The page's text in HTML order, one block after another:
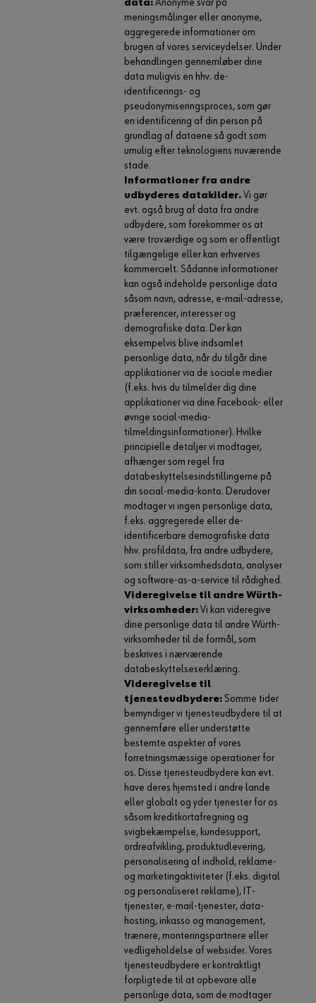
data:Anonyme svar på
meningsmålinger eller anonyme,
aggregerede informationer om
brugen af vores serviceydelser. Under
behandlingen gennemløber dine
data muligvis en hhv. de-
identificerings- og
pseudonymiseringsproces, som gør
en identificering af din person på
grundlag af dataene så godt som
umulig efter teknologiens nuværende
stade.
Informationer fra andre
udbyderes datakilder.Vi gør
evt. også brug af data fra andre
udbydere, som forekommer os at
være troværdige og som er offentligt
tilgængelige eller kan erhverves
kommercielt. Sådanne informationer
kan også indeholde personlige data
såsom navn, adresse, e-mail-adresse,
præferencer, interesser og
demografiske data. Der kan
eksempelvis blive indsamlet
personlige data, når du tilgår dine
applikationer via de sociale medier
(f.eks. hvis du tilmelder dig dine
applikationer via dine Facebook- eller
øvrige social-media-
tilmeldingsinformationer). Hvilke
principielle detaljer vi modtager,
afhænger som regel fra
databeskyttelsesindstillingerne på
din social-media-konto. Derudover
modtager vi ingen personlige data,
f.eks. aggregerede eller de-
identificerbare demografiske data
hhv. profildata, fra andre udbydere,
som stiller virksomhedsdata, analyser
og software-as-a-service til rådighed.
Videregivelse til andre Würth-
virksomheder:Vi kan videregive
dine personlige data til andre Würth-
virksomheder til de formål, som
beskrives i nærværende
databeskyttelseserklæring.
Videregivelse til
tjenesteudbydere:Somme tider
bemyndiger vi tjenesteudbydere til at
gennemføre eller understøtte
bestemte aspekter af vores
forretningsmæssige operationer for
os. Disse tjenesteudbydere kan evt.
have deres hjemsted i andre lande
eller globalt og yder tjenester for os
såsom kreditkortafregning og
svigbekæmpelse, kundesupport,
ordreafvikling, produktudlevering,
personalisering af indhold, reklame-
og marketingaktiviteter (f.eks. digital
og personaliseret reklame), IT-
tjenester, e-mail-tjenester, data-
hosting, inkasso og management,
trænere, monteringspartnere eller
vedligeholdelse af websider. Vores
tjenesteudbydere er kontraktligt
forpligtede til at opbevare alle
personlige data, som de modtager